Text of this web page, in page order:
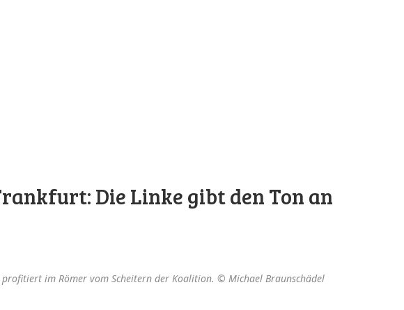
Die Linke gibt den Ton an
im Römer vom Scheitern der Koalition. © Michael Braunschädel